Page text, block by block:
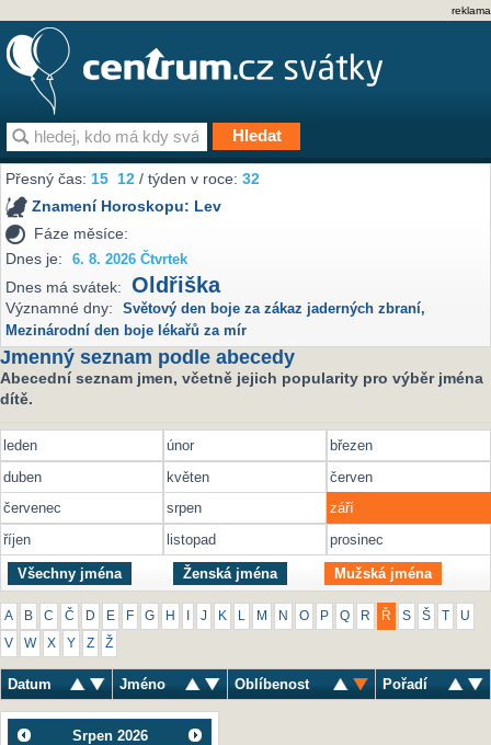
reklama
Přesný čas:15 12 / týden v roce:32
Znamení Horoskopu: Lev
Fáze měsíce:
Dnes je:
6. 8. 2026 Čtvrtek
Dnes má svátek: Oldřiška
Významné dny: Světový den boje za zákaz jaderných zbraní,
Mezinárodní den boje lékařů za mír
Jmenný seznam podle abecedy
Abecední seznam jmen, včetně jejich popularity pro výběr jména
dítě.
leden únor
březen
duben
květen
červen
červenec
srpen
září
říjen
listopad prosinec
Všechny jména Ženská jména Mužská jména
A B C Č D E F G H J K M N O P Q R Ř S Š U
V W X Y Z Ž
Datum Jméno Oblíbenost Pořadí
Srpen 2026